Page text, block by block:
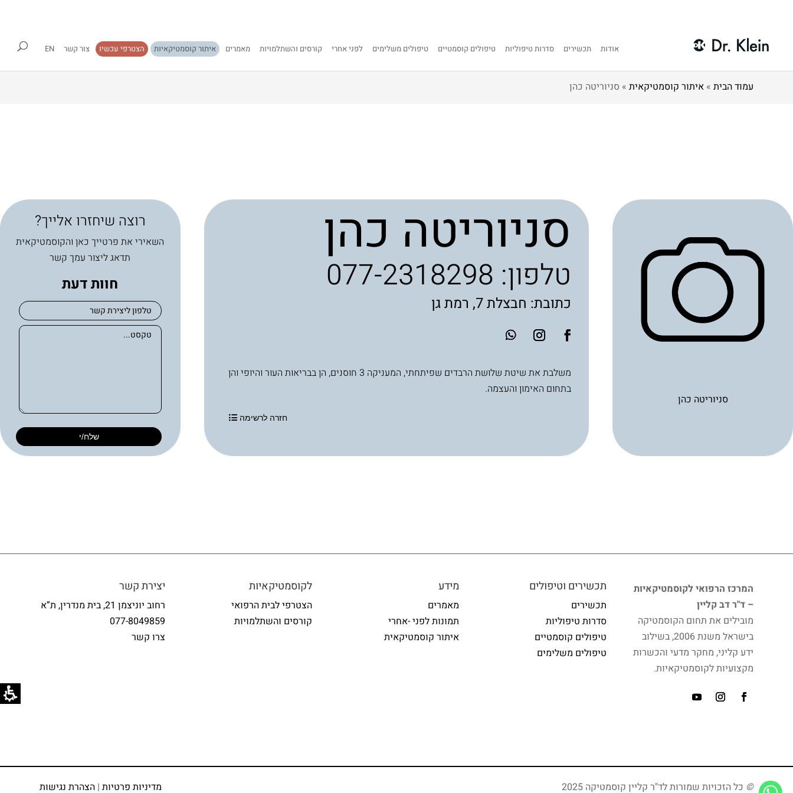
אודות תכשירים סדרות טיפוליות טיפולים קוסמטיים טיפולים משלימים לפני אחרי קורסים והשתלמויות מאמרים איתור קוסמטיקאיות הצטרפי עכשיו צור קשר EN
עמוד הבית »איתור קוסמטיקאית » סניוריטה כהן
רוצה שיחזרו אלייך?
השאירי את פרטייך כאן והקוסמטיקאית
תדאג ליצור עמך קשר
חוות דעת
שלח/י
סניוריטה כהן
טלפון: 077-2318298
כתובת: חבצלת 7, רמת גן
משלבת את שיטת שלושת הרבדים שפיתחתי, המעניקה 3 חוסנים, הן בבריאות העור והיופי והן
בתחום האימון והעצמה.
חזרה לרשימה
סניוריטה כהן
יצירת קשר
רחוב יוניצמן 21, בית מנדרין, ת”א
077-8049859
צרו קשר
לקוסמטיקאיות
הצטרפי לבית הרפואי
קורסים והשתלמויות
מידע
מאמרים
תמונות לפני -אחרי
איתור קוסמטיקאית
תכשירים וטיפולים
תכשירים
סדרות טיפוליות
טיפולים קוסמטיים
טיפולים משלימים
המרכז הרפואי לקוסמטיקאיות
– ד"ר דב קליין
מובילים את תחום הקוסמטיקה
בישראל משנת 2006, בשילוב
ידע קליני, מחקר מדעי והכשרות
מקצועיות לקוסמטיקאיות.
מדיניות פרטיות| הצהרת נגישות © כל הזכויות שמורות לד"ר קליין קוסמטיקה 2025